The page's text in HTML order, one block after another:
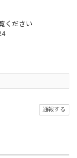
ください
通報する